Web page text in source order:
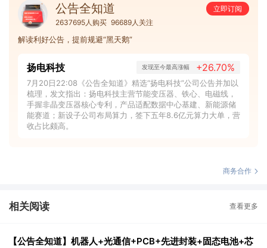
公告全知道
立即订阅
2637695人购买 96689人关注
解读利好公告，提前规避“黑天鹅”
扬电科技 发现至今最高涨幅 +26.70%
7月20日22:08《公告全知道》精选“扬电科技”公司公告并加以
梳理，发文指出：扬电科技主营节能变压器、铁心、电磁线，
手握非晶变压器核心专利，产品适配数据中心基建、新能源储
能赛道；新设子公司布局算力，签下五年8.6亿元算力大单，营
收占比颇高。
商务合作
相关阅读 查看更多
【公告全知道】机器人+光通信+PCB+先进封装+固态电池+芯